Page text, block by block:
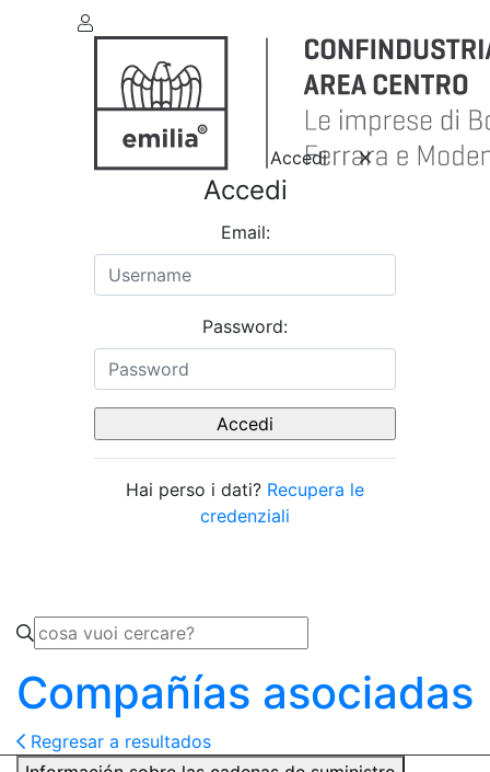
Accedi
Accedi
Email:
Password:
Hai perso i dati? Recupera le
credenziali
Compañías asociadas
Regresar a resultados